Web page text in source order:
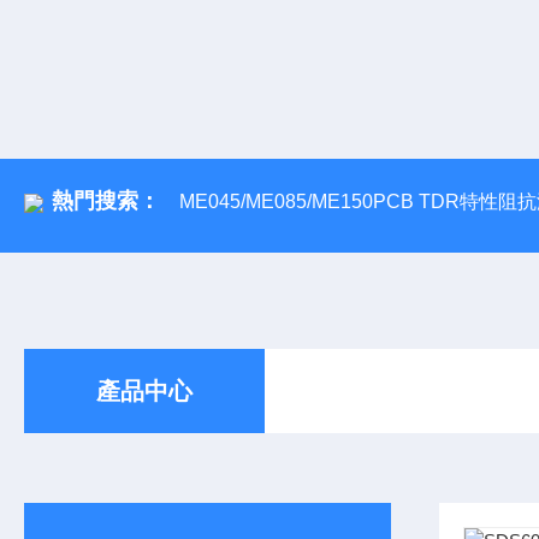
熱門搜索： ME045/ME085/ME150PCB TDR特性阻
產品中心